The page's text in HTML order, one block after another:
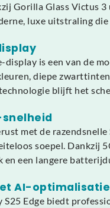
Gorilla Glass Victus
luxe uitstraling
is een van de
diepe
blijft het
met de
soepel. Dankzij
een langere
AI-optimalisatie
S25 Edge biedt